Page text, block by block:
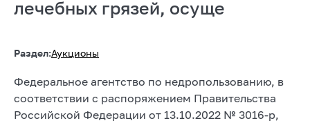
лечебных грязей, осуще
Раздел:Аукционы
Федеральное агентство по недропользованию, в
соответствии с распоряжением Правительства
Российской Федерации от 13.10.2022 № 3016-р,